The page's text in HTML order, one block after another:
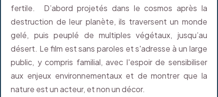
fertile. D’abord projetés dans le cosmos après la
destruction de leur planète, ils traversent un monde
gelé, puis peuplé de multiples végétaux, jusqu’au
désert. Le film est sans paroles et s'adresse à un large
public, y compris familial, avec l'espoir de sensibiliser
aux enjeux environnementaux et de montrer que la
nature est un acteur, et non un décor.